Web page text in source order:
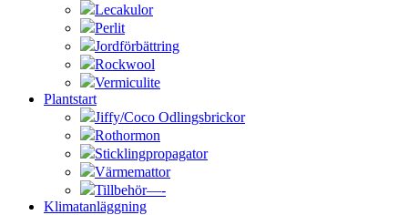
Lecakulor
Perlit
Jordförbättring
Rockwool
Vermiculite
Plantstart
Jiffy/Coco Odlingsbrickor
Rothormon
Sticklingpropagator
Värmemattor
Tillbehör—-
Klimatanläggning